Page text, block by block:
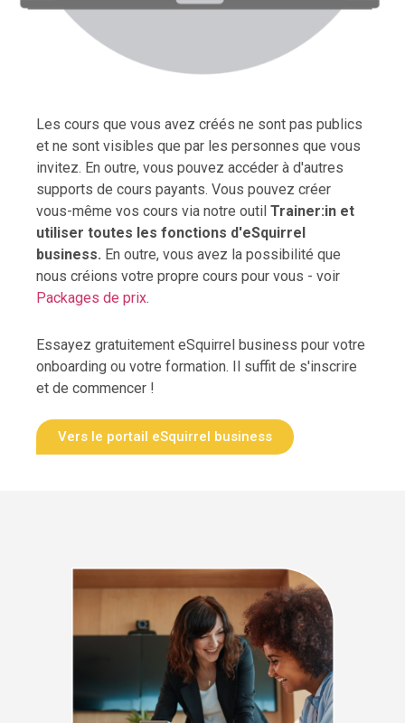
Les cours que vous avez créés ne sont pas publics
et ne sont visibles que par les personnes que vous
invitez. En outre, vous pouvez accéder à d'autres
supports de cours payants. Vous pouvez créer
vous-même vos cours via notre outil Trainer:in et
utiliser toutes les fonctions d'eSquirrel
business. En outre, vous avez la possibilité que
nous créions votre propre cours pour vous - voir
Packages de prix.
Essayez gratuitement eSquirrel business pour votre
onboarding ou votre formation. Il suffit de s'inscrire
et de commencer !
Vers le portail eSquirrel business